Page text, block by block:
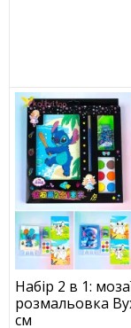
Набір 2 в 1:
розмальовка
см